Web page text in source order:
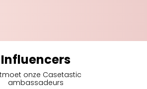
Influencers
onze Casetastic
ambassadeurs